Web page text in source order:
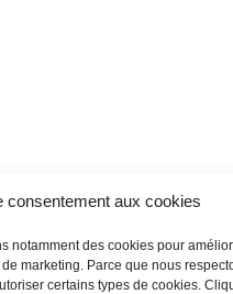
consentement aux cookies
notamment des cookies pour
marketing. Parce que nous
certains types de cookies.